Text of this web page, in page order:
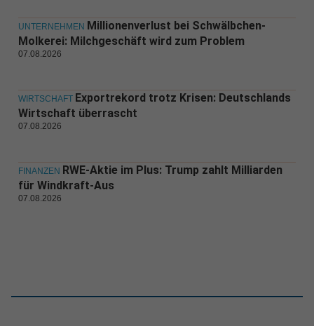
UNTERNEHMEN Millionenverlust bei Schwälbchen-
Molkerei: Milchgeschäft wird zum Problem
07.08.2026
WIRTSCHAFT Exportrekord trotz Krisen: Deutschlands
Wirtschaft überrascht
07.08.2026
FINANZEN RWE-Aktie im Plus: Trump zahlt Milliarden
für Windkraft-Aus
07.08.2026